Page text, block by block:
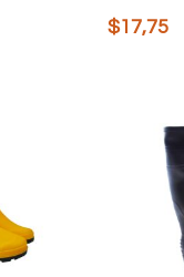
$17,75